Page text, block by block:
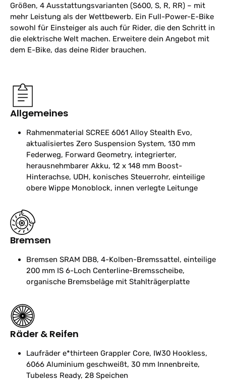
Größen, 4 Ausstattungsvarianten (S600, S, R, RR) – mit
mehr Leistung als der Wettbewerb. Ein Full-Power-E-Bike
sowohl für Einsteiger als auch für Rider, die den Schritt in
die elektrische Welt machen. Erweitere dein Angebot mit
dem E-Bike, das deine Rider brauchen.
Allgemeines
Rahmenmaterial SCREE 6061 Alloy Stealth Evo,
aktualisiertes Zero Suspension System, 130 mm
Federweg, Forward Geometry, integrierter,
herausnehmbarer Akku, 12 x 148 mm Boost-
Hinterachse, UDH, konisches Steuerrohr, einteilige
obere Wippe Monoblock, innen verlegte Leitunge
Bremsen
Bremsen SRAM DB8, 4-Kolben-Bremssattel, einteilige
200 mm IS 6-Loch Centerline-Bremsscheibe,
organische Bremsbeläge mit Stahlträgerplatte
Räder & Reifen
Laufräder e*thirteen Grappler Core, IW30 Hookless,
6066 Aluminium geschweißt, 30 mm Innenbreite,
Tubeless Ready, 28 Speichen